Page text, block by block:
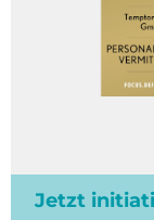
Jetzt